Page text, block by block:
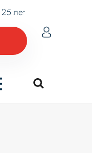
лет
...